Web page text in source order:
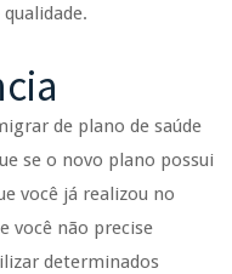
de plano de saúde
se o novo plano possui
você já realizou no
você não precise
determinados